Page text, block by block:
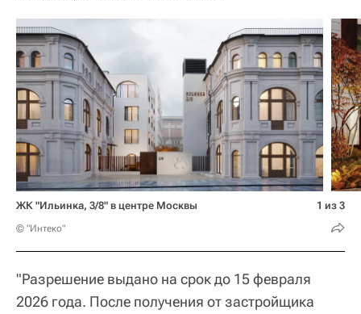
ЖК "Ильинка, 3/8" в центре Москвы
© "Интеко"
1 из 3
"Разрешение выдано на срок до 15 февраля
2026 года. После получения от застройщика